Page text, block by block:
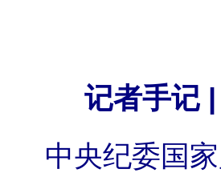
记者手记
中央纪委国